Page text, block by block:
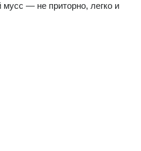
— не приторно, легко и